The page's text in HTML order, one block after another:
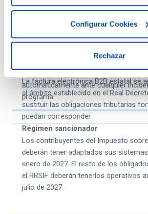
Configurar Cookies
Rechazar
factura electrónica B2B. Ambas
La factura electrónica B2B estatal se
al ámbito establecido en el Real
sustituir las obligaciones tributarias
puedan corresponder.
El artículo 201 bis de la Ley General
sanciones para productores y
automáticamente ante cualquier
programa.
Régimen sancionador
Los contribuyentes del Impuesto
deberán tener adaptados sus
enero de 2027. El resto de los
el RRSIF deberán tenerlos operativos
julio de 2027.